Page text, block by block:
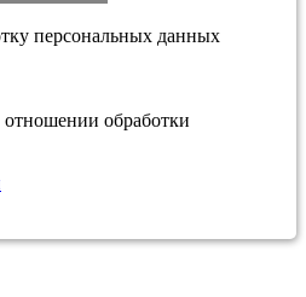
персональных данных
обработки